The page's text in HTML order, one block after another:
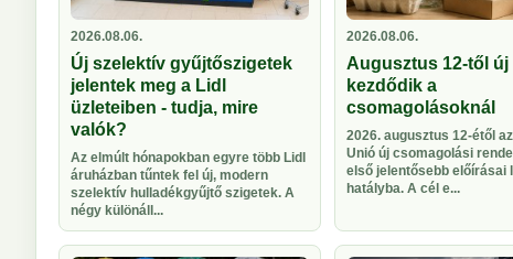
2026.08.06.
Új szelektív gyűjtőszigetek
jelentek meg a Lidl
üzleteiben - tudja, mire
valók?
Az elmúlt hónapokban egyre több Lidl
áruházban tűntek fel új, modern
szelektív hulladékgyűjtő szigetek. A
négy különáll...
2026.08.06.
Augusztus 12-től új
kezdődik a
csomagolásoknál
2026. augusztus 12-étől
Unió új csomagolási
első jelentősebb előírásai
hatályba. A cél e...